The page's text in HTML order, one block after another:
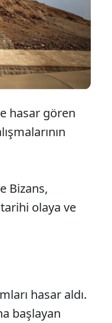
hasar gören
Bizans,
olaya ve
hasar aldı.
başlayan